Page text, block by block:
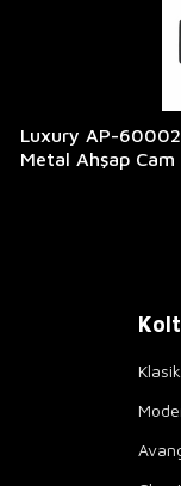
Luxury AP-
Metal Ahşap Cam